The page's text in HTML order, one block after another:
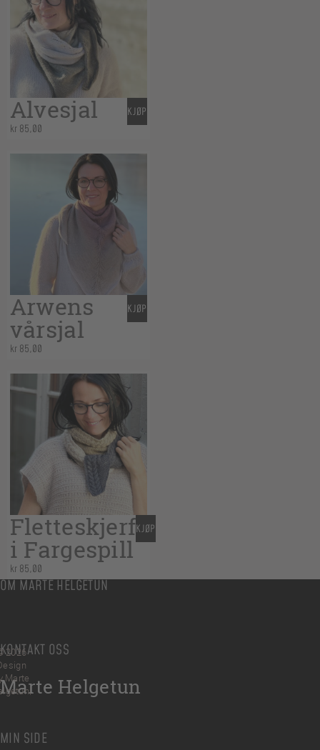
Alvesjal
kr85,00
KJØP
Arwens
vårsjal
kr85,00
KJØP
Fletteskjerf
i Fargespill
kr85,00
KJØP
OM MARTE HELGETUN
KONTAKT OSS
Marte Helgetun
MIN SIDE
2026
Marte